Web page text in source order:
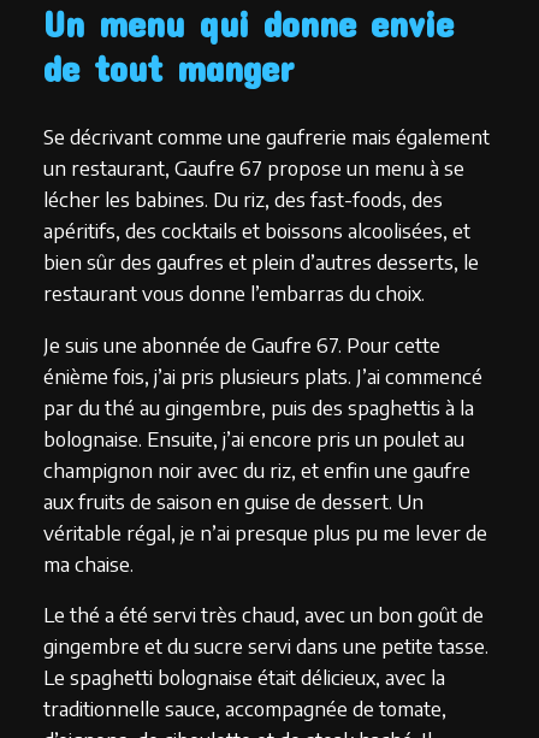
Un menu qui donne envie
de tout manger
Se décrivant comme une gaufrerie mais également
un restaurant, Gaufre 67 propose un menu à se
lécher les babines. Du riz, des fast-foods, des
apéritifs, des cocktails et boissons alcoolisées, et
bien sûr des gaufres et plein d’autres desserts, le
restaurant vous donne l’embarras du choix.
Je suis une abonnée de Gaufre 67. Pour cette
énième fois, j’ai pris plusieurs plats. J’ai commencé
par du thé au gingembre, puis des spaghettis à la
bolognaise. Ensuite, j’ai encore pris un poulet au
champignon noir avec du riz, et enfin une gaufre
aux fruits de saison en guise de dessert. Un
véritable régal, je n’ai presque plus pu me lever de
ma chaise.
Le thé a été servi très chaud, avec un bon goût de
gingembre et du sucre servi dans une petite tasse.
Le spaghetti bolognaise était délicieux, avec la
traditionnelle sauce, accompagnée de tomate,